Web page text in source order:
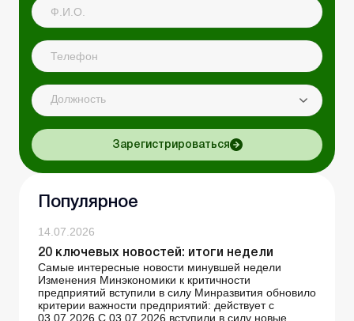
Должность
Зарегистрироваться
Популярное
14.07.2026
20 ключевых новостей: итоги недели
Самые интересные новости минувшей недели
Изменения Минэкономики к критичности
предприятий вступили в силу Минразвития обновило
критерии важности предприятий: действует с
03.07.2026 С 03.07.2026 вступили в силу новые